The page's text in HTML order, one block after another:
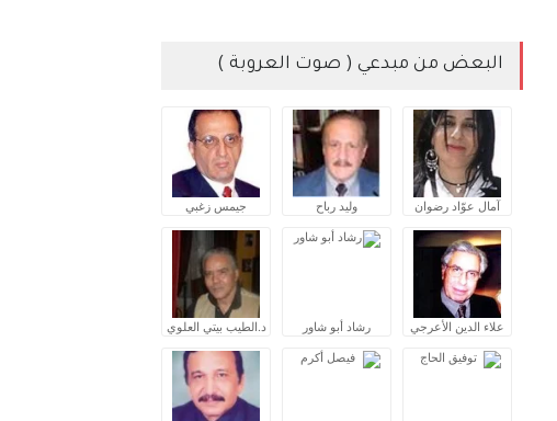
البعض من مبدعي ( صوت العروبة )
آمال عوّاد رضوان وليد رباح جيمس زغبي
علاء الدين الأعرجي رشاد أبو شاور د.الطيب بيتي العلوي